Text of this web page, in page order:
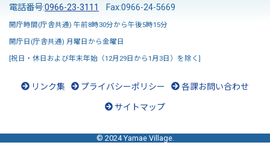
電話番号:0966-23-3111 Fax:0966-24-5669
開庁時間(庁舎共通) 午前8時30分から午後5時15分
開庁日(庁舎共通) 月曜日から金曜日
[祝日・休日および年末年始（12月29日から1月3日）を除く]
リンク集 プライバシーポリシー 各課お問い合わせ
サイトマップ
© 2024 Yamae Village.